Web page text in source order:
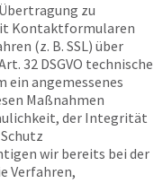
zu
Kontaktformularen
(z. B. SSL) über
32 DSGVO technische
ein angemessenes
Maßnahmen
der Integrität
wir bereits bei der
Verfahren,